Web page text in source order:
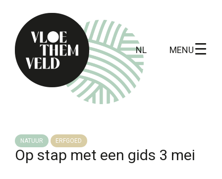
NL MENU
Te doen
Alle activiteiten
NATUUR ERFGOED
Op stap met een gids 3 mei